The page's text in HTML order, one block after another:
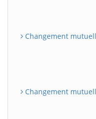
Changement
Changement